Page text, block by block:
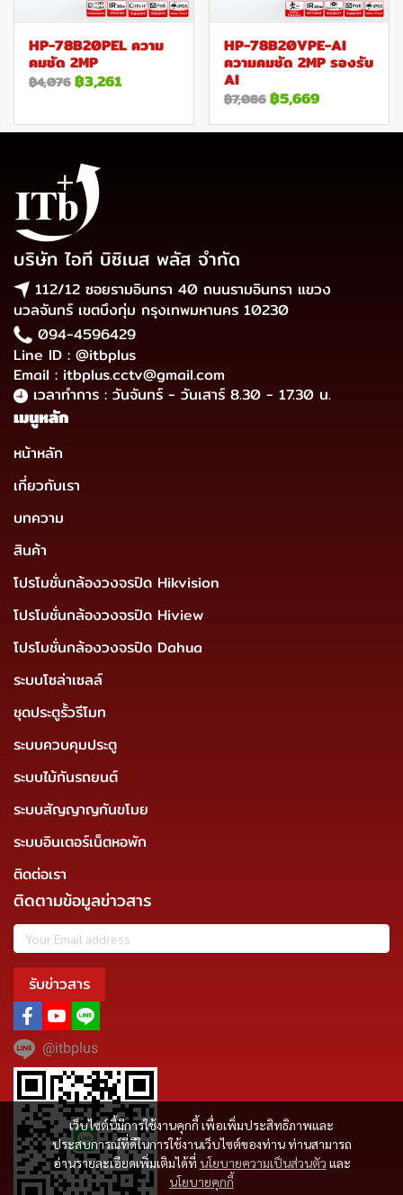
HP-78B20PEL ความ
คมชัด 2MP
฿4,076฿3,261
HP-78B20VPE-AI
ความคมชัด 2MP รองรับ
AI
฿7,086฿5,669
เว็บไซต์นี้มีการใช้งานคุกกี้ เพื่อเพิ่มประสิทธิภาพและ
ประสบการณ์ที่ดีในการใช้งานเว็บไซต์ของท่าน ท่านสามารถ
อ่านรายละเอียดเพิ่มเติมได้ที่ นโยบายความเป็นส่วนตัว และ
นโยบายคุกกี้
บริษัท ไอที บิซิเนส พลัส จำกัด
112/12 ซอยรามอินทรา 40 ถนนรามอินทรา แขวง
นวลจันทร์ เขตบึงกุ่ม กรุงเทพมหานคร 10230
094-4596429
Line ID : @itbplus
Email : itbplus.cctv@gmail.com
เวลาทำการ : วันจันทร์ - วันเสาร์ 8.30 - 17.30 น.
เมนูหลัก
หน้าหลัก
เกี่ยวกับเรา
บทความ
สินค้า
โปรโมชั่นกล้องวงจรปิด Hikvision
โปรโมชั่นกล้องวงจรปิด Hiview
โปรโมชั่นกล้องวงจรปิด Dahua
ระบบโซล่าเซลล์
ชุดประตูรั้วรีโมท
ระบบควบคุมประตู
ระบบไม้กันรถยนต์
ระบบสัญญาญกันขโมย
ระบบอินเตอร์เน็ตหอพัก
ติดต่อเรา
ติดตามข้อมูลข่าวสาร
รับข่าวสาร
@itbplus